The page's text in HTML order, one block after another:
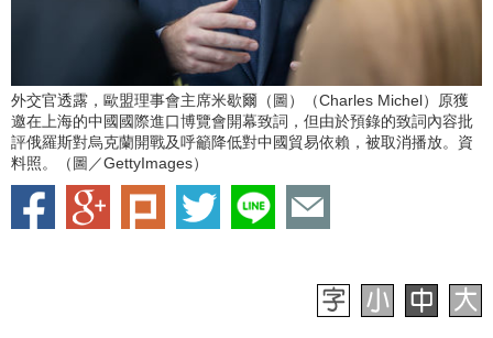
外交官透露，歐盟理事會主席米歇爾（圖）（Charles Michel）原獲
邀在上海的中國國際進口博覽會開幕致詞，但由於預錄的致詞內容批
評俄羅斯對烏克蘭開戰及呼籲降低對中國貿易依賴，被取消播放。資
料照。（圖／GettyImages）